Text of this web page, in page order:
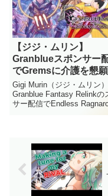
【ジジ・ムリン】
Granblueスポンサー
でGremsに介護を懇願
Gigi Murin（ジジ・ムリン）
Granblue Fantasy Relinkの
サー配信でEndless
デモに挑戦しました。開幕